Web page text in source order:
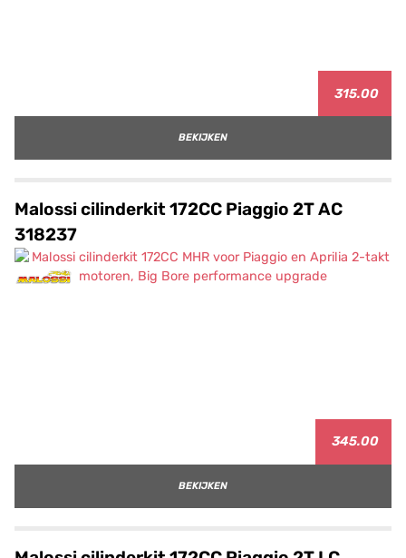
315.00
BEKIJKEN
Malossi cilinderkit 172CC Piaggio 2T AC
318237
345.00
BEKIJKEN